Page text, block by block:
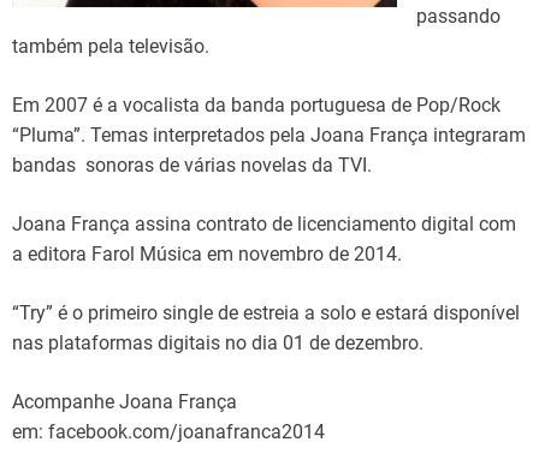
passando
também pela televisão.
Em 2007 é a vocalista da banda portuguesa de Pop/Rock
“Pluma”. Temas interpretados pela Joana França integraram
bandas sonoras de várias novelas da TVI.
Joana França assina contrato de licenciamento digital com
a editora Farol Música em novembro de 2014.
“Try” é o primeiro single de estreia a solo e estará disponível
nas plataformas digitais no dia 01 de dezembro.
Acompanhe Joana França
em: facebook.com/joanafranca2014